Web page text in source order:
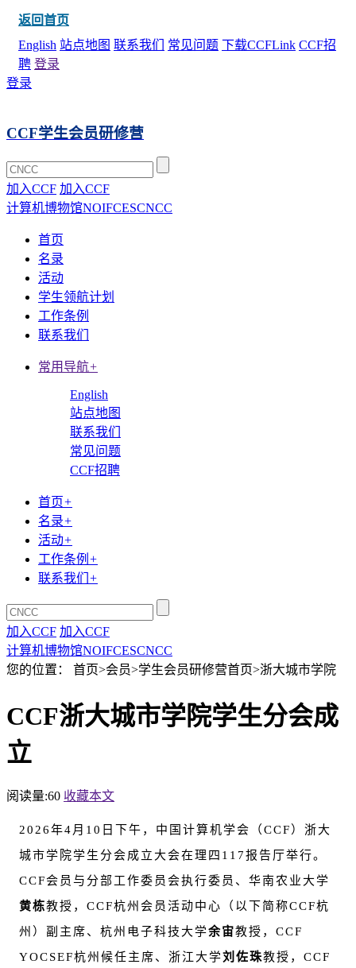
返回首页
English 站点地图 联系我们 常见问题 下载CCFLink CCF招
聘 登录
登录
CCF学生会员研修营
加入CCF 加入CCF
计算机博物馆NOIFCESCNCC
首页
名录
活动
学生领航计划
工作条例
联系我们
常用导航+
English
站点地图
联系我们
常见问题
CCF招聘
首页+
名录+
活动+
工作条例 +
联系我们 +
加入CCF 加入CCF
计算机博物馆NOIFCESCNCC
您的位置： 首页>会员>学生会员研修营首页>浙大城市学院
CCF浙大城市学院学生分会成
立
阅读量:60 收藏本文
2026年4月10日下午，中国计算机学会（CCF）浙大
城市学院学生分会成立大会在理四117报告厅举行。
CCF会员与分部工作委员会执行委员、华南农业大学
黄栋教授，CCF杭州会员活动中心（以下简称CCF杭
州）副主席、杭州电子科技大学余宙教授，CCF
YOCSEF杭州候任主席、浙江大学刘佐珠教授，CCF